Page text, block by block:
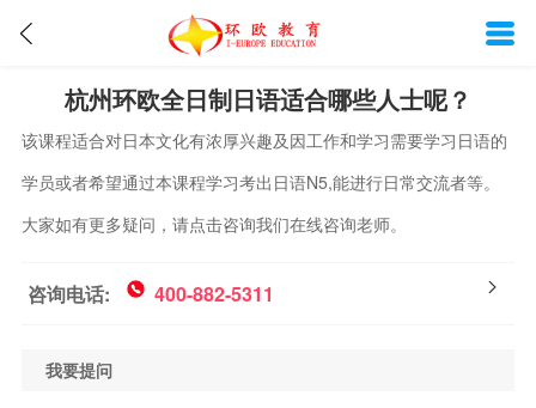
杭州环欧全日制日语适合哪些人士呢？
该课程适合对日本文化有浓厚兴趣及因工作和学习需要学习日语的
学员或者希望通过本课程学习考出日语N5,能进行日常交流者等。
大家如有更多疑问，请点击咨询我们在线咨询老师。
咨询电话: 400-882-5311
我要提问